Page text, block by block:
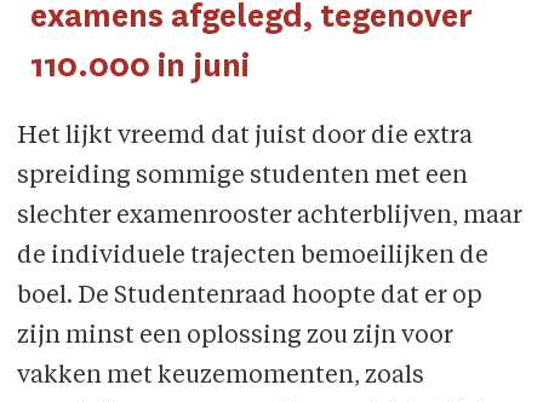
examens afgelegd, tegenover
110.000 in juni
Het lijkt vreemd dat juist door die extra
spreiding sommige studenten met een
slechter examenrooster achterblijven, maar
de individuele trajecten bemoeilijken de
boel. De Studentenraad hoopte dat er op
zijn minst een oplossing zou zijn voor
vakken met keuzemomenten, zoals